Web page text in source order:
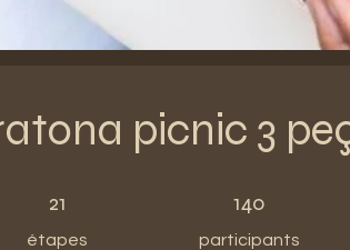
picnic 3
21
étapes
140
participants